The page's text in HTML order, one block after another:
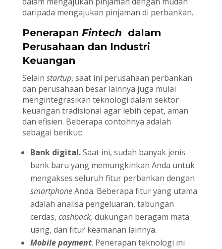
daripada mengajukan pinjaman di perbankan.
Penerapan Fintech dalam
Perusahaan dan Industri
Keuangan
Selain startup, saat ini perusahaan perbankan
dan perusahaan besar lainnya juga mulai
mengintegrasikan teknologi dalam sektor
keuangan tradisional agar lebih cepat, aman
dan efisien. Beberapa contohnya adalah
sebagai berikut:
Bank digital.Saat ini, sudah banyak jenis
bank baru yang memungkinkan Anda untuk
mengakses seluruh fitur perbankan dengan
smartphoneAnda. Beberapa fitur yang utama
adalah analisa pengeluaran, tabungan
cerdas, cashback, dukungan beragam mata
uang, dan fitur keamanan lainnya.
Mobile payment. Penerapan teknologi ini